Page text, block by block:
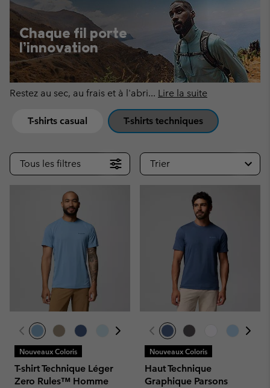
Chaque fil porte
l’innovation
Restez au sec, au frais et à l'abri... Lire la suite
T-shirts casual T-shirts techniques
Tous les filtres Trier
Nouveaux Coloris
T-shirt Technique Léger
Zero Rules™ Homme
Nouveaux Coloris
Haut Technique
Graphique Parsons